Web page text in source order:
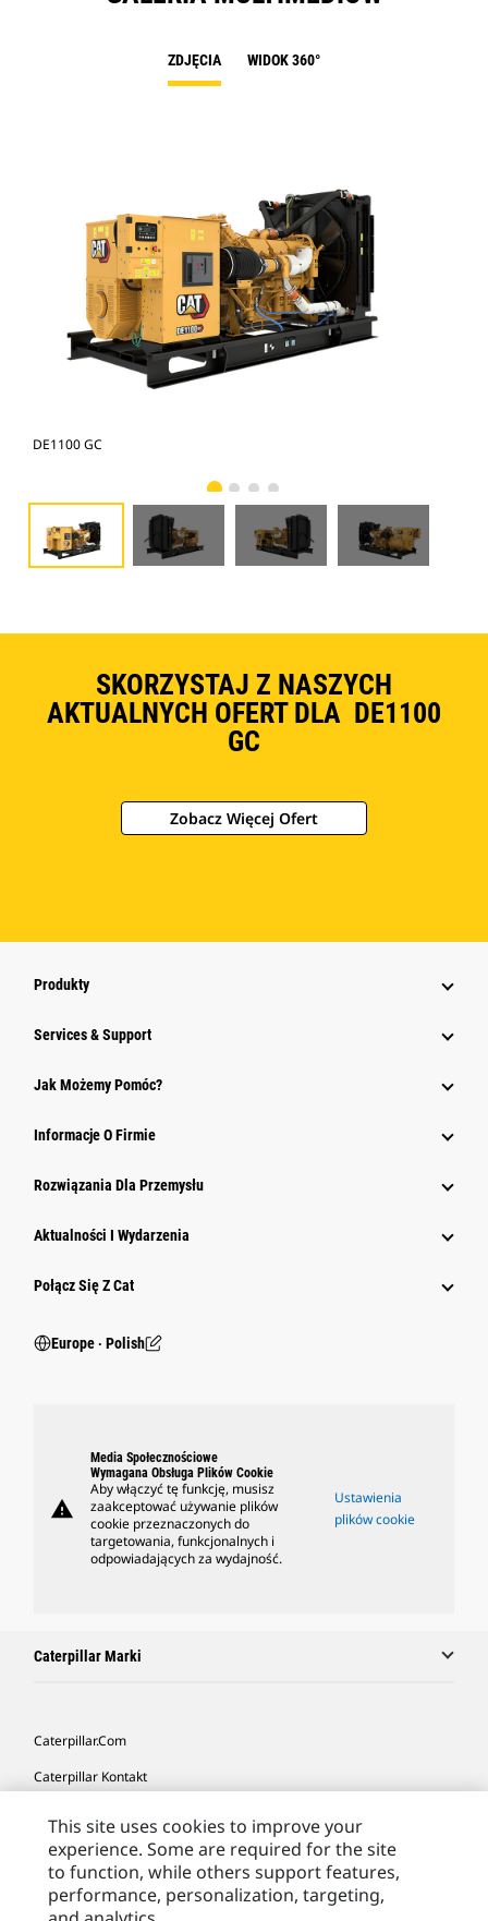
ZDJĘCIA WIDOK 360°
DE1100 GC
SKORZYSTAJ Z NASZYCH
AKTUALNYCH OFERT DLA DE1100
GC
Zobacz Więcej Ofert
Produkty
Services & Support
Jak Możemy Pomóc?
Informacje O Firmie
Rozwiązania Dla Przemysłu
Aktualności I Wydarzenia
Połącz Się Z Cat
Europe ‧ Polish
warning
Media Społecznościowe
Wymagana Obsługa Plików Cookie
Aby włączyć tę funkcję, musisz
zaakceptować używanie plików
cookie przeznaczonych do
targetowania, funkcjonalnych i
odpowiadających za wydajność.
Ustawienia
plików cookie
Caterpillar Marki
Caterpillar.com
Caterpillar Kontakt
Moje Preferencje Marketingowe
Site Map
This site uses cookies to improve your
experience. Some are required for the site
to function, while others support features,
performance, personalization, targeting,